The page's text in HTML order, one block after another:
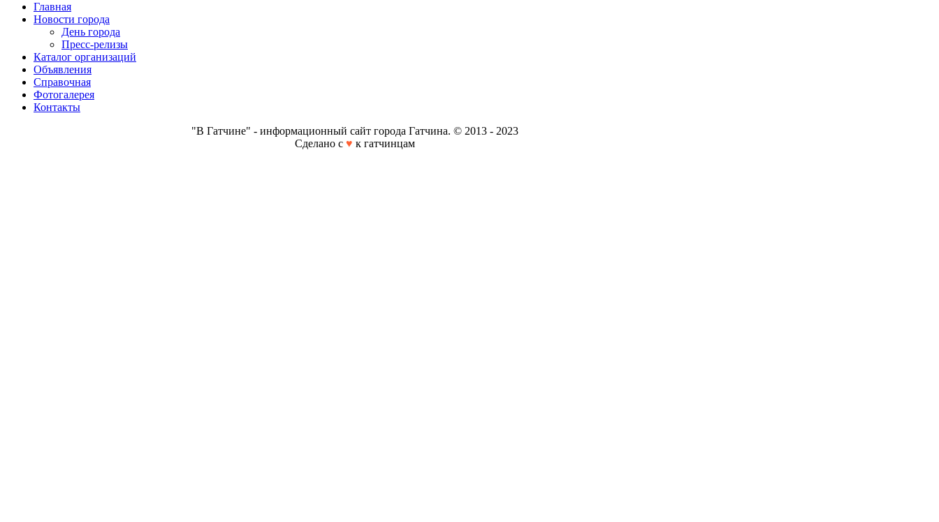
Главная
Новости города
День города
Пресс-релизы
Каталог организаций
Объявления
Справочная
Фотогалерея
Контакты
"В Гатчине" - информационный сайт города Гатчина. © 2013 - 2023
Сделано с ♥ к гатчинцам